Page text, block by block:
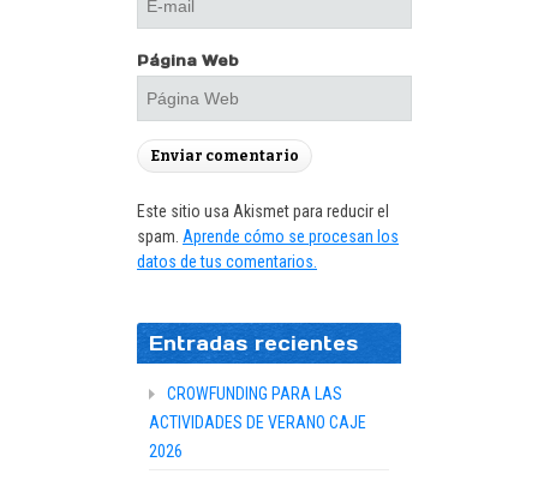
Página Web
Este sitio usa Akismet para reducir el
spam. Aprende cómo se procesan los
datos de tus comentarios.
Entradas recientes
CROWFUNDING PARA LAS
ACTIVIDADES DE VERANO CAJE
2026